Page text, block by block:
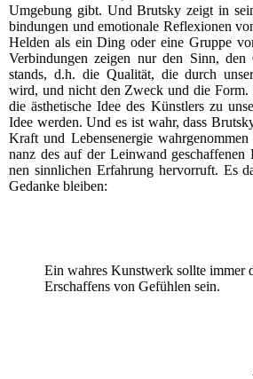
Umge­bung gibt. Und Brut­s­ky zeigt in
bin­dun­gen und emo­tio­na­le Refle­xio­nen
Hel­den als ein Ding oder eine Grup­pe
Ver­bin­dun­gen zei­gen nur den Sinn, den
stands, d.h. die Qua­li­tät, die durch
wird, und nicht den Zweck und die
die ästhe­ti­sche Idee des Künst­lers zu
Idee wer­den. Und es ist wahr, dass
Kraft und Lebens­en­er­gie
nanz des auf der Lein­wand
nen sinn­li­chen Erfah­rung her­vor­ruft. Es
Gedan­ke bleiben:
Ein wah­res Kunst­werk soll­te immer
Erschaf­fens von Gefüh­len sein.